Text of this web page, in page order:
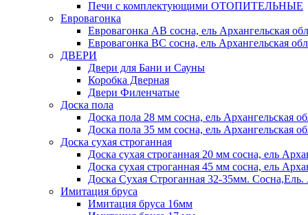
Печи с комплектующими ОТОПИТЕЛЬНЫЕ
Евровагонка
Евровагонка АВ сосна, ель Архангельская
Евровагонка ВС сосна, ель Архангельская
ДВЕРИ
Двери для Бани и Сауны
Коробка Дверная
Двери Филенчатые
Доска пола
Доска пола 28 мм сосна, ель Архангельская
Доска пола 35 мм сосна, ель Архангельская
Доска сухая строганная
Доска сухая строганная 20 мм сосна, ель
Доска сухая строганная 45 мм сосна, ель
Доска Сухая Строганная 32-35мм.
Имитация бруса
Имитация бруса 16мм